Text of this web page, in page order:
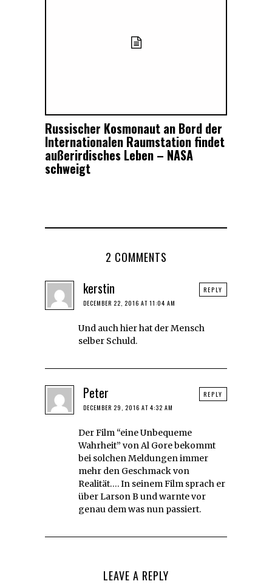
Russischer Kosmonaut an Bord der
Internationalen Raumstation findet
außerirdisches Leben – NASA
schweigt
2 COMMENTS
kerstin
DECEMBER 22, 2016 AT 11:04 AM
Und auch hier hat der Mensch
selber Schuld.
REPLY
Peter
DECEMBER 29, 2016 AT 4:32 AM
Der Film “eine Unbequeme
Wahrheit” von Al Gore bekommt
bei solchen Meldungen immer
mehr den Geschmack von
Realität…. In seinem Film sprach er
über Larson B und warnte vor
genau dem was nun passiert.
REPLY
LEAVE A REPLY